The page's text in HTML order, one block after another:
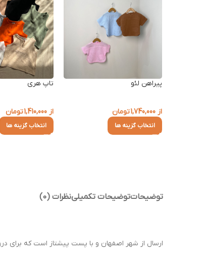
پیراهن لئو
از1,740,000تومان
انتخاب گزینه ها
تاپ هری
از1,410,000تومان
انتخاب گزینه ها
توضیحاتتوضیحات تکمیلینظرات (0)
ارسال از شهر اصفهان و با پست پیشتاز است که برای درون استان 1 تا 2 روز و برای سایر استان ها 2 تا 4 روز